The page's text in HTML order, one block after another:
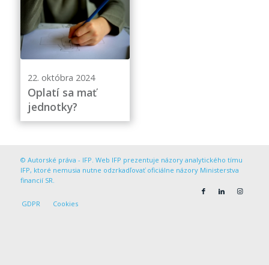
22. októbra 2024
Oplatí sa mať
jednotky?
© Autorské práva - IFP. Web IFP prezentuje názory analytického tímu
IFP, ktoré nemusia nutne odzrkadľovať oficiálne názory Ministerstva
financií SR.
GDPR Cookies